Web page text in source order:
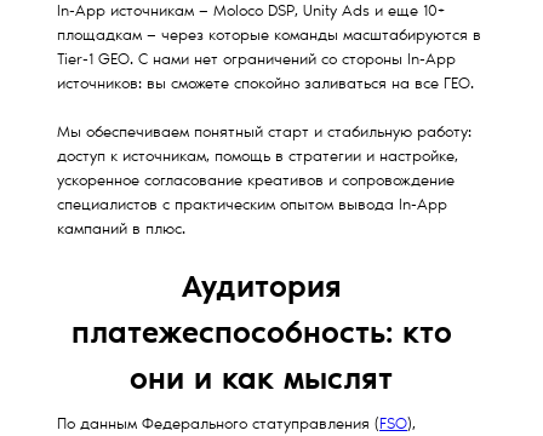
In-App источникам — Moloco DSP, Unity Ads и еще 10+
площадкам — через которые команды масштабируются в
Tier-1 GEO. С нами нет ограничений со стороны In-App
источников: вы сможете спокойно заливаться на все ГЕО.
Мы обеспечиваем понятный старт и стабильную работу:
доступ к источникам, помощь в стратегии и настройке,
ускоренное согласование креативов и сопровождение
специалистов с практическим опытом вывода In-App
кампаний в плюс.
Аудитория
платежеспособность: кто
они и как мыслят
По данным Федерального статуправления (FSO),